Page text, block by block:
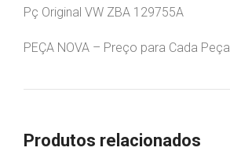
Pç Original VW ZBA 129755A
PEÇA NOVA – Preço para Cada Peça
Produtos relacionados